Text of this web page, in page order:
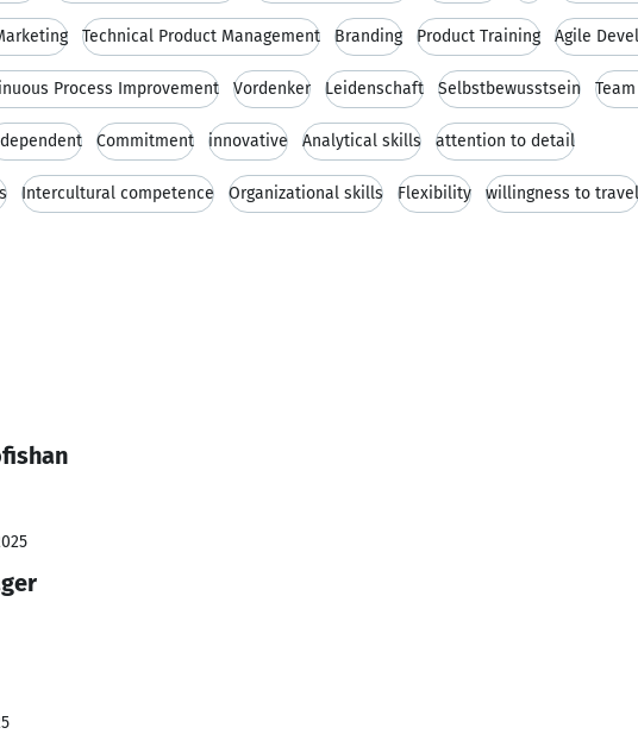
Technical Product Management Branding Product Training Agile
Process Improvement Vordenker Leidenschaft Selbstbewusstsein
Commitment innovative Analytical skills attention to detail
Intercultural competence Organizational skills Flexibility willingness to travel